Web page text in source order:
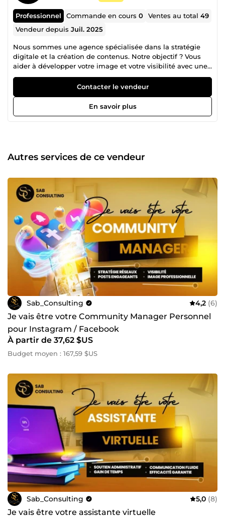
Professionnel Commande en cours0 Ventes au total49
Vendeur depuisJuil. 2025
Nous sommes une agence spécialisée dans la stratégie
digitale et la création de contenus. Notre objectif ? Vous
aider à développer votre image et votre visibilité avec une
communication efficace et professionnelle. 🎯 Ce que nous
réseaux sociaux. Mise en place d’une communication
visuelle cohérente et professionnelle. Développement de
stratégies digitales adaptées à votre activité et à vos
sérieux, réactivité et créativité pour vous aider à obtenir
des résultats concrets. Avec Sab Consulting, vous avez un
Contacter le vendeur
En savoir plus
Autres services de ce vendeur
Sab_Consulting 4,2 (6)
Je vais être votre Community Manager Personnel
pour Instagram / Facebook
À partir de 37,62 $US
Budget moyen : 167,59 $US
Sab_Consulting 5,0 (8)
Je vais être votre assistante virtuelle